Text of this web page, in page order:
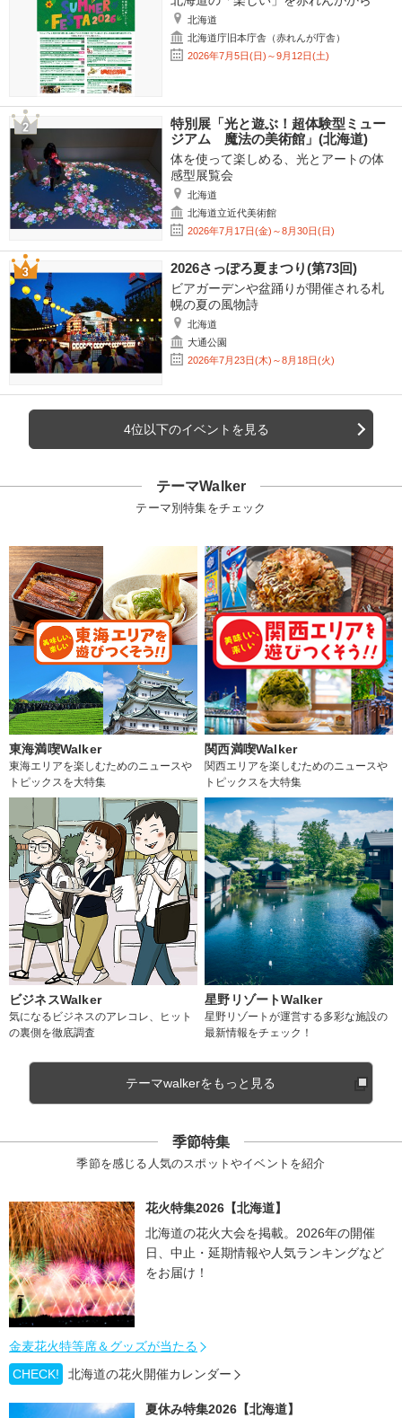
北海道
北海道庁旧本庁舎（赤れんが庁舎）
2026年7月5日(日)～9月12日(土)
特別展「光と遊ぶ！超体験型ミュー
ジアム 魔法の美術館」(北海道)
体を使って楽しめる、光とアートの体
感型展覧会
北海道
北海道立近代美術館
2026年7月17日(金)～8月30日(日)
2026さっぽろ夏まつり(第73回)
ビアガーデンや盆踊りが開催される札
幌の夏の風物詩
北海道
大通公園
2026年7月23日(木)～8月18日(火)
4位以下のイベントを見る
テーマWalker
テーマ別特集をチェック
東海満喫Walker
東海エリアを楽しむためのニュースや
トピックスを大特集
関西満喫Walker
関西エリアを楽しむためのニュースや
トピックスを大特集
ビジネスWalker
気になるビジネスのアレコレ、ヒット
の裏側を徹底調査
星野リゾートWalker
星野リゾートが運営する多彩な施設の
最新情報をチェック！
テーマwalkerをもっと見る
季節特集
季節を感じる人気のスポットやイベントを紹介
花火特集2026【北海道】
北海道の花火大会を掲載。2026年の開催
日、中止・延期情報や人気ランキングなど
をお届け！
金麦花火特等席＆グッズが当たる
CHECK!
北海道の花火開催カレンダー
夏休み特集2026【北海道】